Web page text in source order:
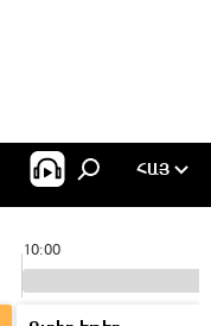
ՀԱՅ
10:00